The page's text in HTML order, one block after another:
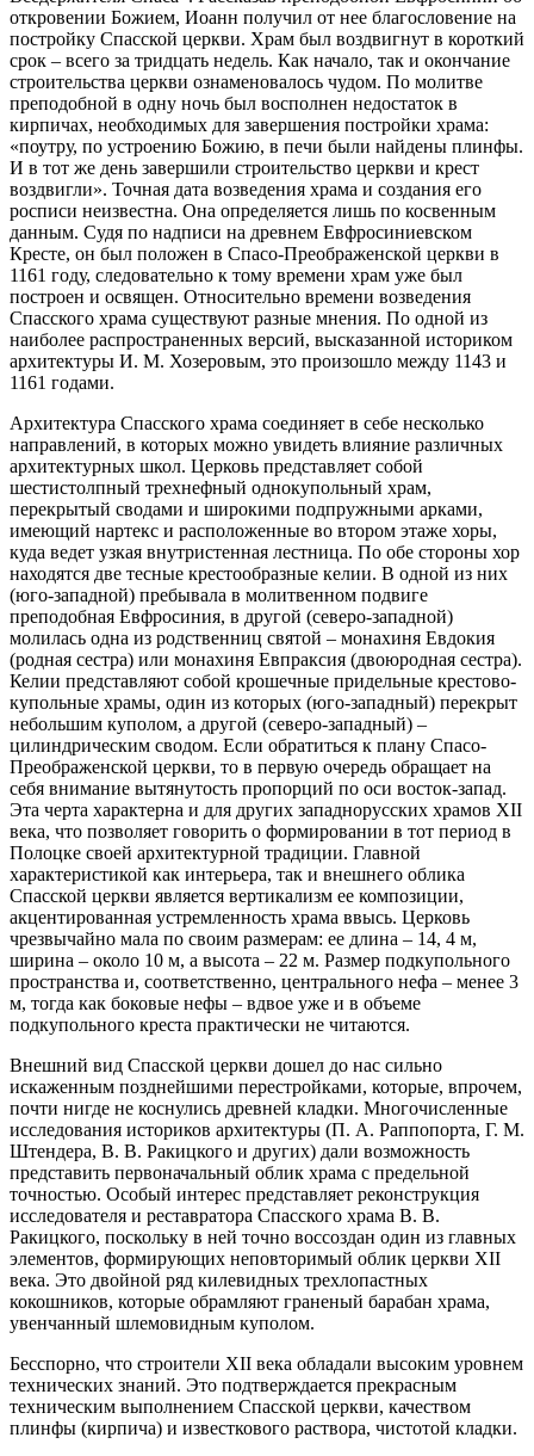
откровении Божием, Иоанн получил от нее благословение на
постройку Спасской церкви. Храм был воздвигнут в короткий
срок – всего за тридцать недель. Как начало, так и окончание
строительства церкви ознаменовалось чудом. По молитве
преподобной в одну ночь был восполнен недостаток в
кирпичах, необходимых для завершения постройки храма:
«поутру, по устроению Божию, в печи были найдены плинфы.
И в тот же день завершили строительство церкви и крест
воздвигли». Точная дата возведения храма и создания его
росписи неизвестна. Она определяется лишь по косвенным
данным. Судя по надписи на древнем Евфросиниевском
Кресте, он был положен в Спасо-Преображенской церкви в
1161 году, следовательно к тому времени храм уже был
построен и освящен. Относительно времени возведения
Спасского храма существуют разные мнения. По одной из
наиболее распространенных версий, высказанной историком
архитектуры И. М. Хозеровым, это произошло между 1143 и
1161 годами.
Архитектура Спасского храма соединяет в себе несколько
направлений, в которых можно увидеть влияние различных
архитектурных школ. Церковь представляет собой
шестистолпный трехнефный однокупольный храм,
перекрытый сводами и широкими подпружными арками,
имеющий нартекс и расположенные во втором этаже хоры,
куда ведет узкая внутристенная лестница. По обе стороны хор
находятся две тесные крестообразные келии. В одной из них
(юго-западной) пребывала в молитвенном подвиге
преподобная Евфросиния, в другой (северо-западной)
молилась одна из родственниц святой – монахиня Евдокия
(родная сестра) или монахиня Евпраксия (двоюродная сестра).
Келии представляют собой крошечные придельные крестово-
купольные храмы, один из которых (юго-западный) перекрыт
небольшим куполом, а другой (северо-западный) –
цилиндрическим сводом. Если обратиться к плану Спасо-
Преображенской церкви, то в первую очередь обращает на
себя внимание вытянутость пропорций по оси восток-запад.
Эта черта характерна и для других западнорусских храмов XII
века, что позволяет говорить о формировании в тот период в
Полоцке своей архитектурной традиции. Главной
характеристикой как интерьера, так и внешнего облика
Спасской церкви является вертикализм ее композиции,
акцентированная устремленность храма ввысь. Церковь
чрезвычайно мала по своим размерам: ее длина – 14, 4 м,
ширина – около 10 м, а высота – 22 м. Размер подкупольного
пространства и, соответственно, центрального нефа – менее 3
м, тогда как боковые нефы – вдвое уже и в объеме
подкупольного креста практически не читаются.
Внешний вид Спасской церкви дошел до нас сильно
искаженным позднейшими перестройками, которые, впрочем,
почти нигде не коснулись древней кладки. Многочисленные
исследования историков архитектуры (П. А. Раппопорта, Г. М.
Штендера, В. В. Ракицкого и других) дали возможность
представить первоначальный облик храма с предельной
точностью. Особый интерес представляет реконструкция
исследователя и реставратора Спасского храма В. В.
Ракицкого, поскольку в ней точно воссоздан один из главных
элементов, формирующих неповторимый облик церкви XII
века. Это двойной ряд килевидных трехлопастных
кокошников, которые обрамляют граненый барабан храма,
увенчанный шлемовидным куполом.
Бесспорно, что строители XII века обладали высоким уровнем
технических знаний. Это подтверждается прекрасным
техническим выполнением Спасской церкви, качеством
плинфы (кирпича) и известкового раствора, чистотой кладки.